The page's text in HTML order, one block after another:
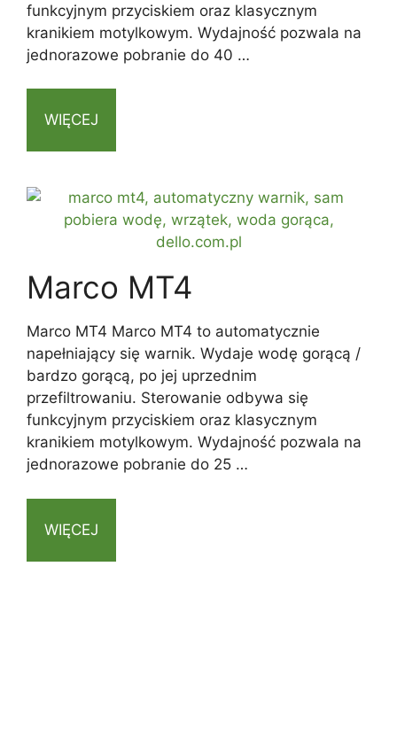
funkcyjnym przyciskiem oraz klasycznym
kranikiem motylkowym. Wydajność pozwala na
jednorazowe pobranie do 40 …
WIĘCEJ
Marco MT4
Marco MT4 Marco MT4 to automatycznie
napełniający się warnik. Wydaje wodę gorącą /
bardzo gorącą, po jej uprzednim
przefiltrowaniu. Sterowanie odbywa się
funkcyjnym przyciskiem oraz klasycznym
kranikiem motylkowym. Wydajność pozwala na
jednorazowe pobranie do 25 …
WIĘCEJ